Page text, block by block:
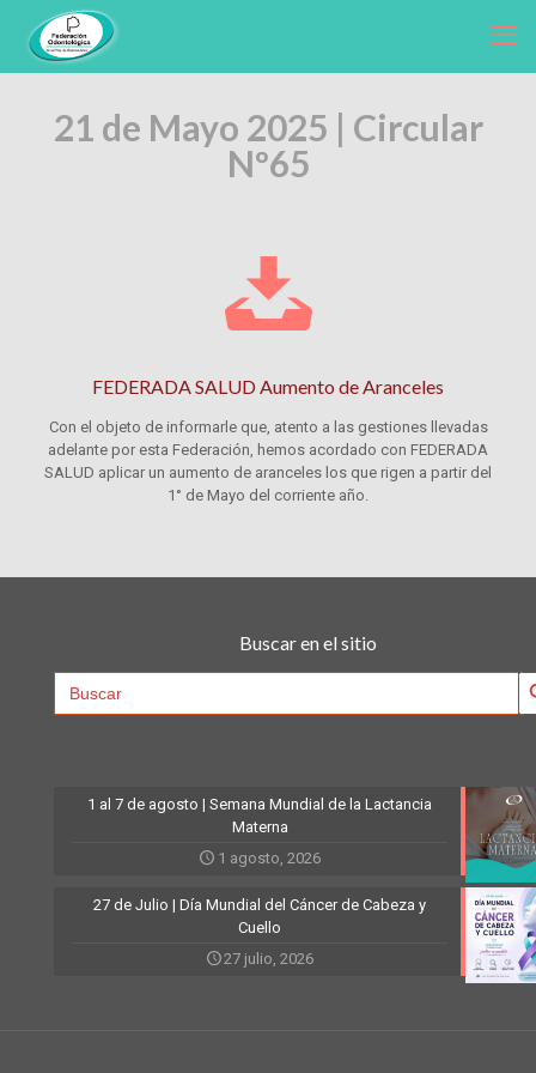
21 de Mayo 2025 | Circular
Nº65
FEDERADA SALUD Aumento de Aranceles
Con el objeto de informarle que, atento a las gestiones llevadas
adelante por esta Federación, hemos acordado con FEDERADA
SALUD aplicar un aumento de aranceles los que rigen a partir del
1° de Mayo del corriente año.
Buscar en el sitio
Search
1 al 7 de agosto | Semana Mundial de la Lactancia
Materna
1 agosto, 2026
27 de Julio | Día Mundial del Cáncer de Cabeza y
Cuello
27 julio, 2026